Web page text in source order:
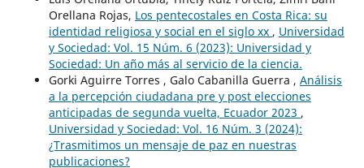
Orellana Rojas, Los pentecostales en Costa Rica: su
identidad religiosa y social en el siglo xx , Universidad
y Sociedad: Vol. 15 Núm. 6 (2023): Universidad y
Sociedad: Un año más al servicio de la ciencia.
Gorki Aguirre Torres , Galo Cabanilla Guerra , Análisis
a la percepción ciudadana pre y post elecciones
anticipadas de segunda vuelta, Ecuador 2023 ,
Universidad y Sociedad: Vol. 16 Núm. 3 (2024):
¿Trasmitimos un mensaje de paz en nuestras
publicaciones?